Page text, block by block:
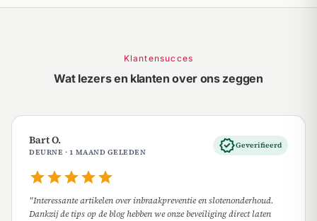
Klantensucces
Wat lezers en klanten over ons zeggen
Bart O.
DEURNE · 1 MAAND GELEDEN verifiedGeverifieerd
starstarstarstarstar
"Interessante artikelen over inbraakpreventie en slotenonderhoud.
Dankzij de tips op de blog hebben we onze beveiliging direct laten